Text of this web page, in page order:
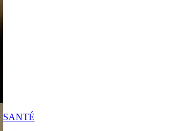
SANTÉ